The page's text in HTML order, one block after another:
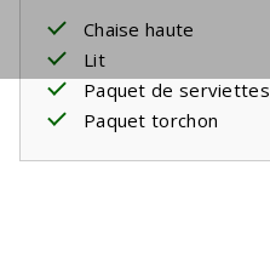
Chaise haute
Lit
Paquet de serviettes
Paquet torchon